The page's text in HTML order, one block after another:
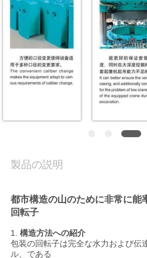
工
場
旅
質
理
私
製品の説明
都市構造の山のために非常に能
回転子
1. 構造方法への紹介
包装の回転子は完全な水力および伝
ル、である